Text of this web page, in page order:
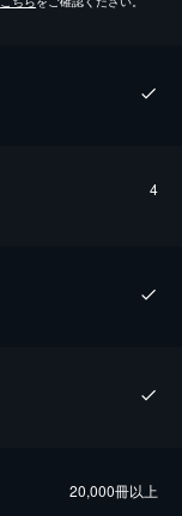
4
20,000冊以上